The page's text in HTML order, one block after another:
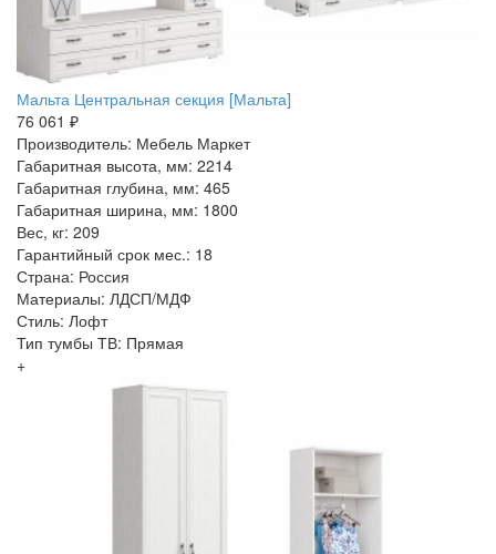
Мальта Центральная секция [Мальта]
76 061 ₽
Производитель: Мебель Маркет
Габаритная высота, мм: 2214
Габаритная глубина, мм: 465
Габаритная ширина, мм: 1800
Вес, кг: 209
Гарантийный срок мес.: 18
Страна: Россия
Материалы: ЛДСП/МДФ
Стиль: Лофт
Тип тумбы ТВ: Прямая
+